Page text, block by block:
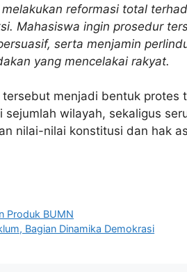
reformasi total
Mahasiswa ingin prosedur
serta menjamin
yang mencelakai rakyat.
menjadi bentuk protes
wilayah, sekaligus
nilai-nilai konstitusi dan hak
Produk BUMN
Bagian Dinamika Demokrasi